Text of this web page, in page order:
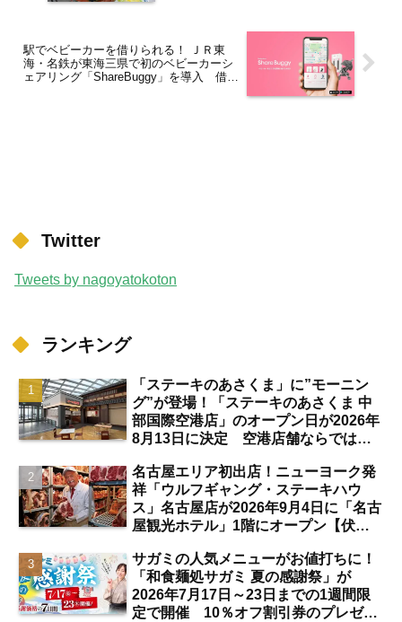
駅でベビーカーを借りられる！ ＪＲ東
海・名鉄が東海三県で初のベビーカーシ
ェアリング「ShareBuggy」を導入 借り
Twitter
Tweets by nagoyatokoton
ランキング
「ステーキのあさくま」に”モーニン
グ”が登場！「ステーキのあさくま 中
部国際空港店」のオープン日が2026年
8月13日に決定 空港店舗ならではの
名古屋エリア初出店！ニューヨーク発
祥「ウルフギャング・ステーキハウ
ス」名古屋店が2026年9月4日に「名古
屋観光ホテル」1階にオープン【伏
サガミの人気メニューがお値打ちに！
「和食麺処サガミ 夏の感謝祭」が
2026年7月17日～23日までの1週間限
定で開催 10％オフ割引券のプレゼン